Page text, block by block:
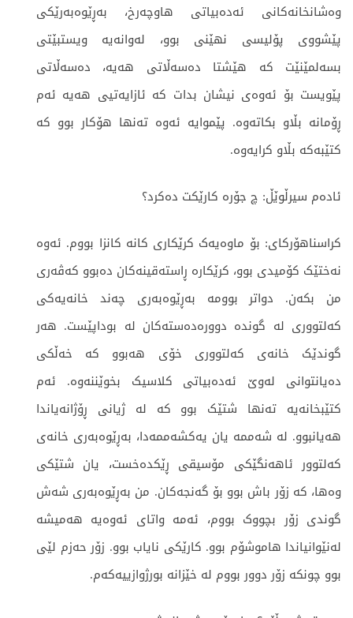
وەشانخانەکانی ئەدەبیاتی هاوچەرخ، بەڕێوەبەرێکی
پێشووی پۆلیسی نهێنی بوو، لەوانەیە ویستبێتی
بسەلمێنێت کە هێشتا دەسەڵاتی هەیە، دەسەڵاتی
پێویست بۆ ئەوەی نیشان بدات کە ئازایەتیی هەیە ئەم
ڕۆمانە بڵاو بکاتەوە. پێموایە ئەوە تەنها هۆکار بوو کە
کتێبەکە بڵاو کرایەوە.
ئادەم سیرڵوێڵ: چ جۆرە کارێکت دەکرد؟
کراسناهۆرکای: بۆ ماوەیەک کرێکاری کانە کانزا بووم. ئەوە
نەختێک کۆمیدی بوو، کرێکارە ڕاستەقینەکان دەبوو کەڤەری
من بکەن. دواتر بوومە بەڕێوەبەری چەند خانەیەکی
کەلتووری لە گوندە دوورەدەستەکان لە بوداپێست. هەر
گوندێک خانەی کەلتووری خۆی هەبوو کە خەڵکی
دەیانتوانی لەوێ ئەدەبیاتی کلاسیک بخوێننەوە. ئەم
کتێبخانەیە تەنها شتێک بوو کە لە ژیانی ڕۆژانەیاندا
هەیانبوو. لە شەممە یان یەکشەممەدا، بەڕێوەبەری خانەی
کەلتوور ئاهەنگێکی مۆسیقی ڕێکدەخست، یان شتێکی
وەها، کە زۆر باش بوو بۆ گەنجەکان. من بەڕێوەبەری شەش
گوندی زۆر بچووک بووم، ئەمە واتای ئەوەیە هەمیشە
لەنێوانیاندا هاموشۆم بوو. کارێکی نایاب بوو. زۆر حەزم لێی
بوو چونکە زۆر دوور بووم لە خێزانە بورژوازییەکەم.